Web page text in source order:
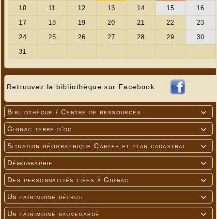
Retrouvez la bibliothèque sur Facebook

Bibliothèque / Centre de ressources

Gignac terre d'oc

Situation géographique Cartes et plan cadastral

Démographie

Des personnalités liées à Gignac

Un patrimoine détruit

Un patrimoine sauvegardé